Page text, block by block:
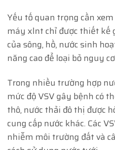
Yếu tố quan trọng cần
máy xlnt chỉ được thiết kế
của sông, hồ, nước sinh
năng cao để loại bỏ nguy
Trong nhiều trường hợp
mức độ VSV gây bệnh có
thô, nước thải đô thị được
cung cấp nước khác. Các
nhiễm môi trường đất và